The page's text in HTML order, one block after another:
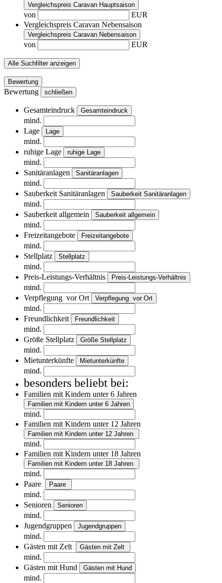
Vergleichspreis Caravan Hauptsaison
von
EUR
Vergleichspreis Caravan Nebensaison
Vergleichspreis Caravan Nebensaison
von EUR
Alle Suchfilter anzeigen
Bewertung
Bewertung schließen
Gesamteindruck Gesamteindruck
mind.
Lage
Lage
mind.
ruhige Lage
ruhige Lage
mind.
Sanitäranlagen
Sanitäranlagen
mind.
Sauberkeit Sanitäranlagen
Sauberkeit Sanitäranlagen
mind.
Sauberkeit allgemein
Sauberkeit allgemein
mind.
Freizeitangebote
Freizeitangebote
mind.
Stellplatz
Stellplatz
mind.
Preis-Leistungs-Verhältnis
Preis-Leistungs-Verhältnis
mind.
Verpflegung vor Ort
Verpflegung vor Ort
mind.
Freundlichkeit
Freundlichkeit
mind.
Größe Stellplatz
Größe Stellplatz
mind.
Mietunterkünfte
Mietunterkünfte
mind.
besonders beliebt bei:
Familien mit Kindern unter 6 Jahren
Familien mit Kindern unter 6 Jahren
mind.
Familien mit Kindern unter 12 Jahren
Familien mit Kindern unter 12 Jahren
mind.
Familien mit Kindern unter 18 Jahren
Familien mit Kindern unter 18 Jahren
mind.
Paare
Paare
mind.
Senioren
Senioren
mind.
Jugendgruppen
Jugendgruppen
mind.
Gästen mit Zelt
Gästen mit Zelt
mind.
Gästen mit Hund
Gästen mit Hund
mind.